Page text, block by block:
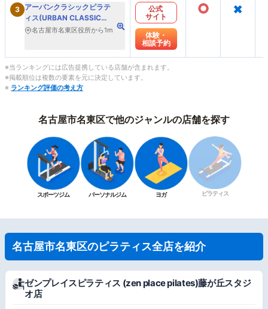
3 アーバンクラシックピラテ
ィス(URBAN CLASSIC
PILATES)
名古屋市名東区役所から1m
公式
サイト
体験・
相談予約
○ ×
※当ランキングには広告提携している店舗が含まれます。
※掲載順位は複数の要素を元に決定しています。
※ ランキング評価の考え方
名古屋市名東区で他のジャンルの店舗を探す
スポーツジム パーソナルジム ヨガ ピラティス
名古屋市名東区のピラティス全店を紹介
ゼンプレイスピラティス (zen place pilates)藤が丘スタジ
オ店